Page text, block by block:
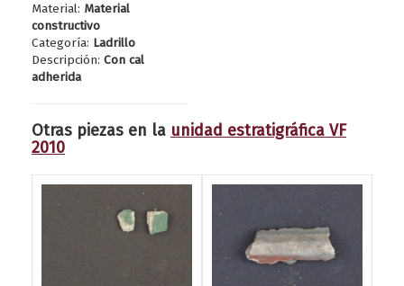
Material: Material
constructivo
Categoría: Ladrillo
Descripción: Con cal
adherida
Otras piezas en la unidad estratigráfica VF
2010